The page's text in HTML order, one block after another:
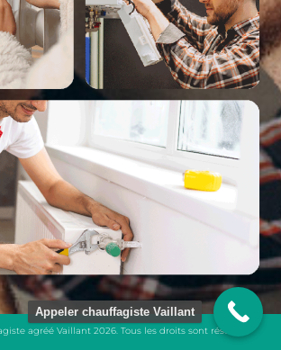
agréé Vaillant 2026. Tous les droits sont réservés.
Appeler chauffagiste Vaillant